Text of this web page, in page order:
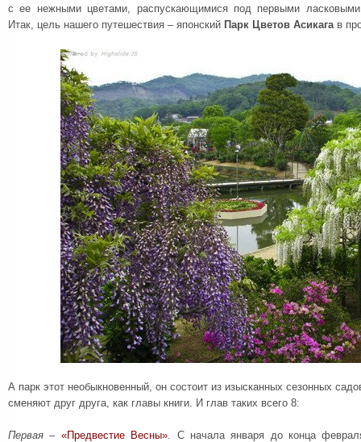
с ее нежными цветами, распускающимися под первыми
Итак, цель нашего путешествия – японский Парк Цветов Асикагав
А парк этот необыкновенный, он состоит из изысканных сезонных
сменяют друг друга, как главы книги. И глав таких всего 8:
Первая – «Предвестие Весны». С начала января до конца